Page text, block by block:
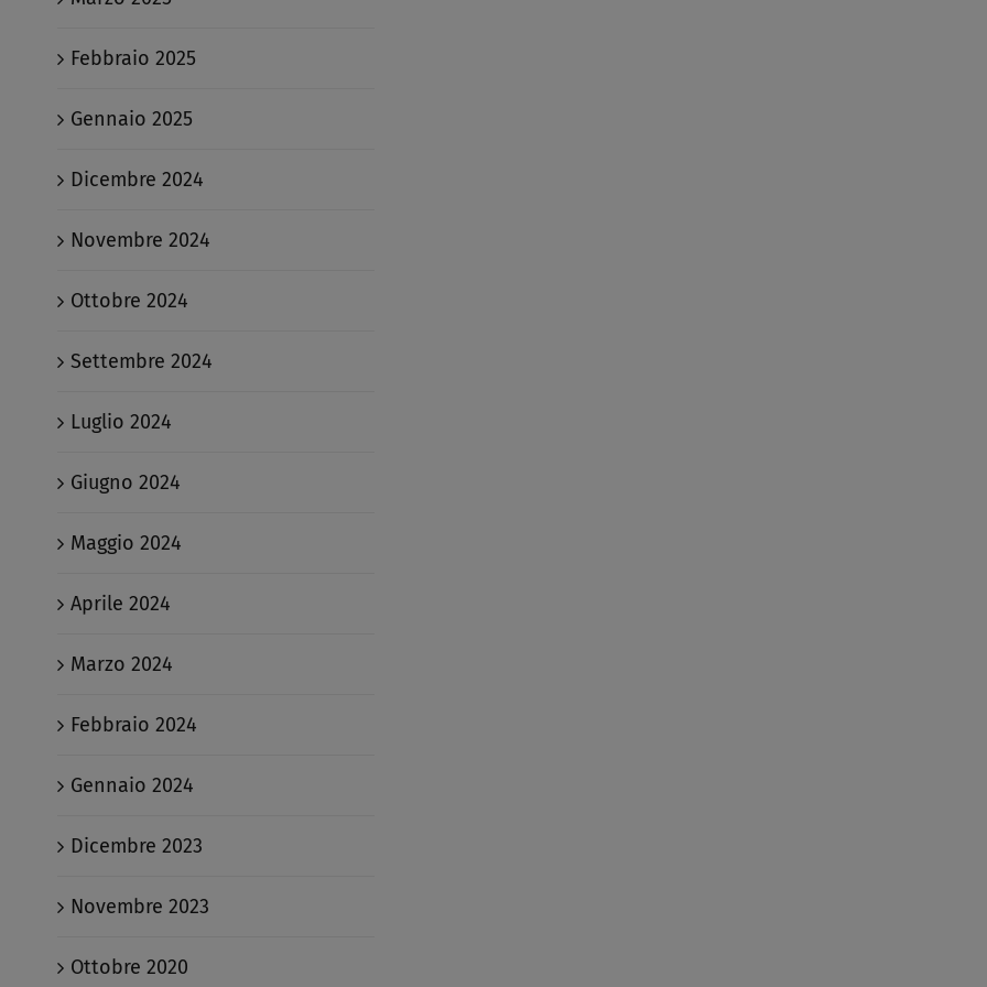
Febbraio 2025
Gennaio 2025
Dicembre 2024
Novembre 2024
Ottobre 2024
Settembre 2024
Luglio 2024
Giugno 2024
Maggio 2024
Aprile 2024
Marzo 2024
Febbraio 2024
Gennaio 2024
Dicembre 2023
Novembre 2023
Ottobre 2020